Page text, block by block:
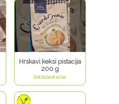
Hrskavi keksi pistacija
200 g
Sottolestelle